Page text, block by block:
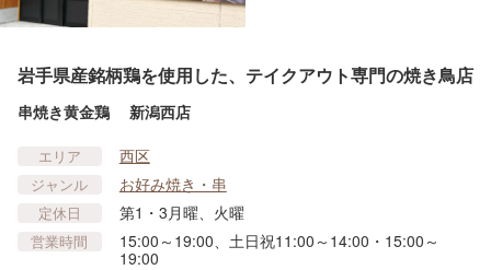
岩手県産銘柄鶏を使用した、テイクアウト専門の焼き鳥店
串焼き黄金鶏 新潟西店
エリア 西区
ジャンル お好み焼き・串
定休日 第1・3月曜、火曜
営業時間
15:00～19:00、土日祝11:00～14:00・15:00～
19:00